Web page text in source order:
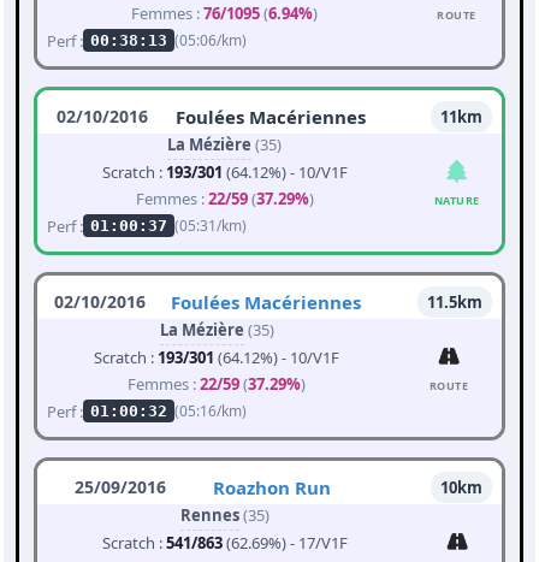
Femmes :76/1095(6.94%)
Perf : 00:38:13 (05:06/km)
ROUTE
02/10/2016 Foulées Macériennes
11km
La Mézière (35)
Scratch : 193/301 (64.12%) - 10/V1F
Femmes :22/59(37.29%)
Perf : 01:00:37 (05:31/km)
NATURE
02/10/2016 Foulées Macériennes
11.5km
La Mézière (35)
Scratch : 193/301 (64.12%) - 10/V1F
Femmes :22/59(37.29%)
Perf : 01:00:32 (05:16/km)
ROUTE
25/09/2016 Roazhon Run
10km
Rennes(35)
Scratch :541/863(62.69%) - 17/V1F